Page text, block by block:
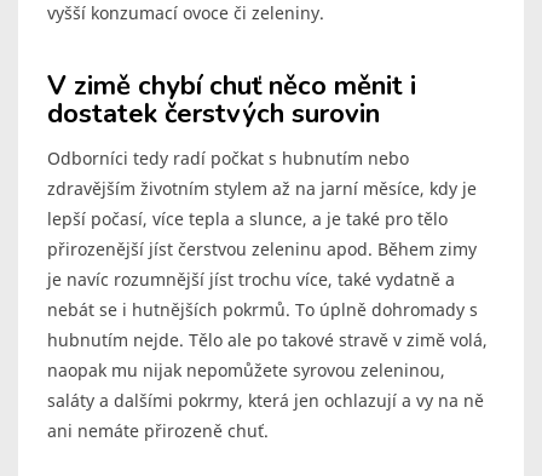
vyšší konzumací ovoce či zeleniny.
V zimě chybí chuť něco měnit i
dostatek čerstvých surovin
Odborníci tedy radí počkat s hubnutím nebo
zdravějším životním stylem až na jarní měsíce, kdy je
lepší počasí, více tepla a slunce, a je také pro tělo
přirozenější jíst čerstvou zeleninu apod. Během zimy
je navíc rozumnější jíst trochu více, také vydatně a
nebát se i hutnějších pokrmů. To úplně dohromady s
hubnutím nejde. Tělo ale po takové stravě v zimě volá,
naopak mu nijak nepomůžete syrovou zeleninou,
saláty a dalšími pokrmy, která jen ochlazují a vy na ně
ani nemáte přirozeně chuť.